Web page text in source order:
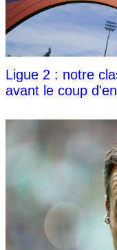
Ligue 2 : notre
avant le coup